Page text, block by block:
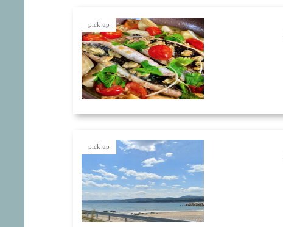
pick up
pick up